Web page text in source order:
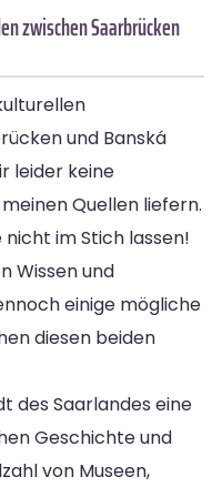
zwischen Saarbrücken
und Banská
leider keine
Quellen liefern.
im Stich lassen!
Wissen und
einige mögliche
diesen beiden
des Saarlandes eine
Geschichte und
von Museen,